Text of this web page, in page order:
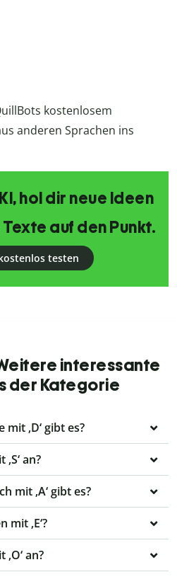
kostenlosem
anderen Sprachen ins
hol dir neue Ideen
auf den Punkt.
testen
interessante
der Kategorie
‚D‘ gibt es?
an?
mit ‚A‘ gibt es?
‚E‘?
an?